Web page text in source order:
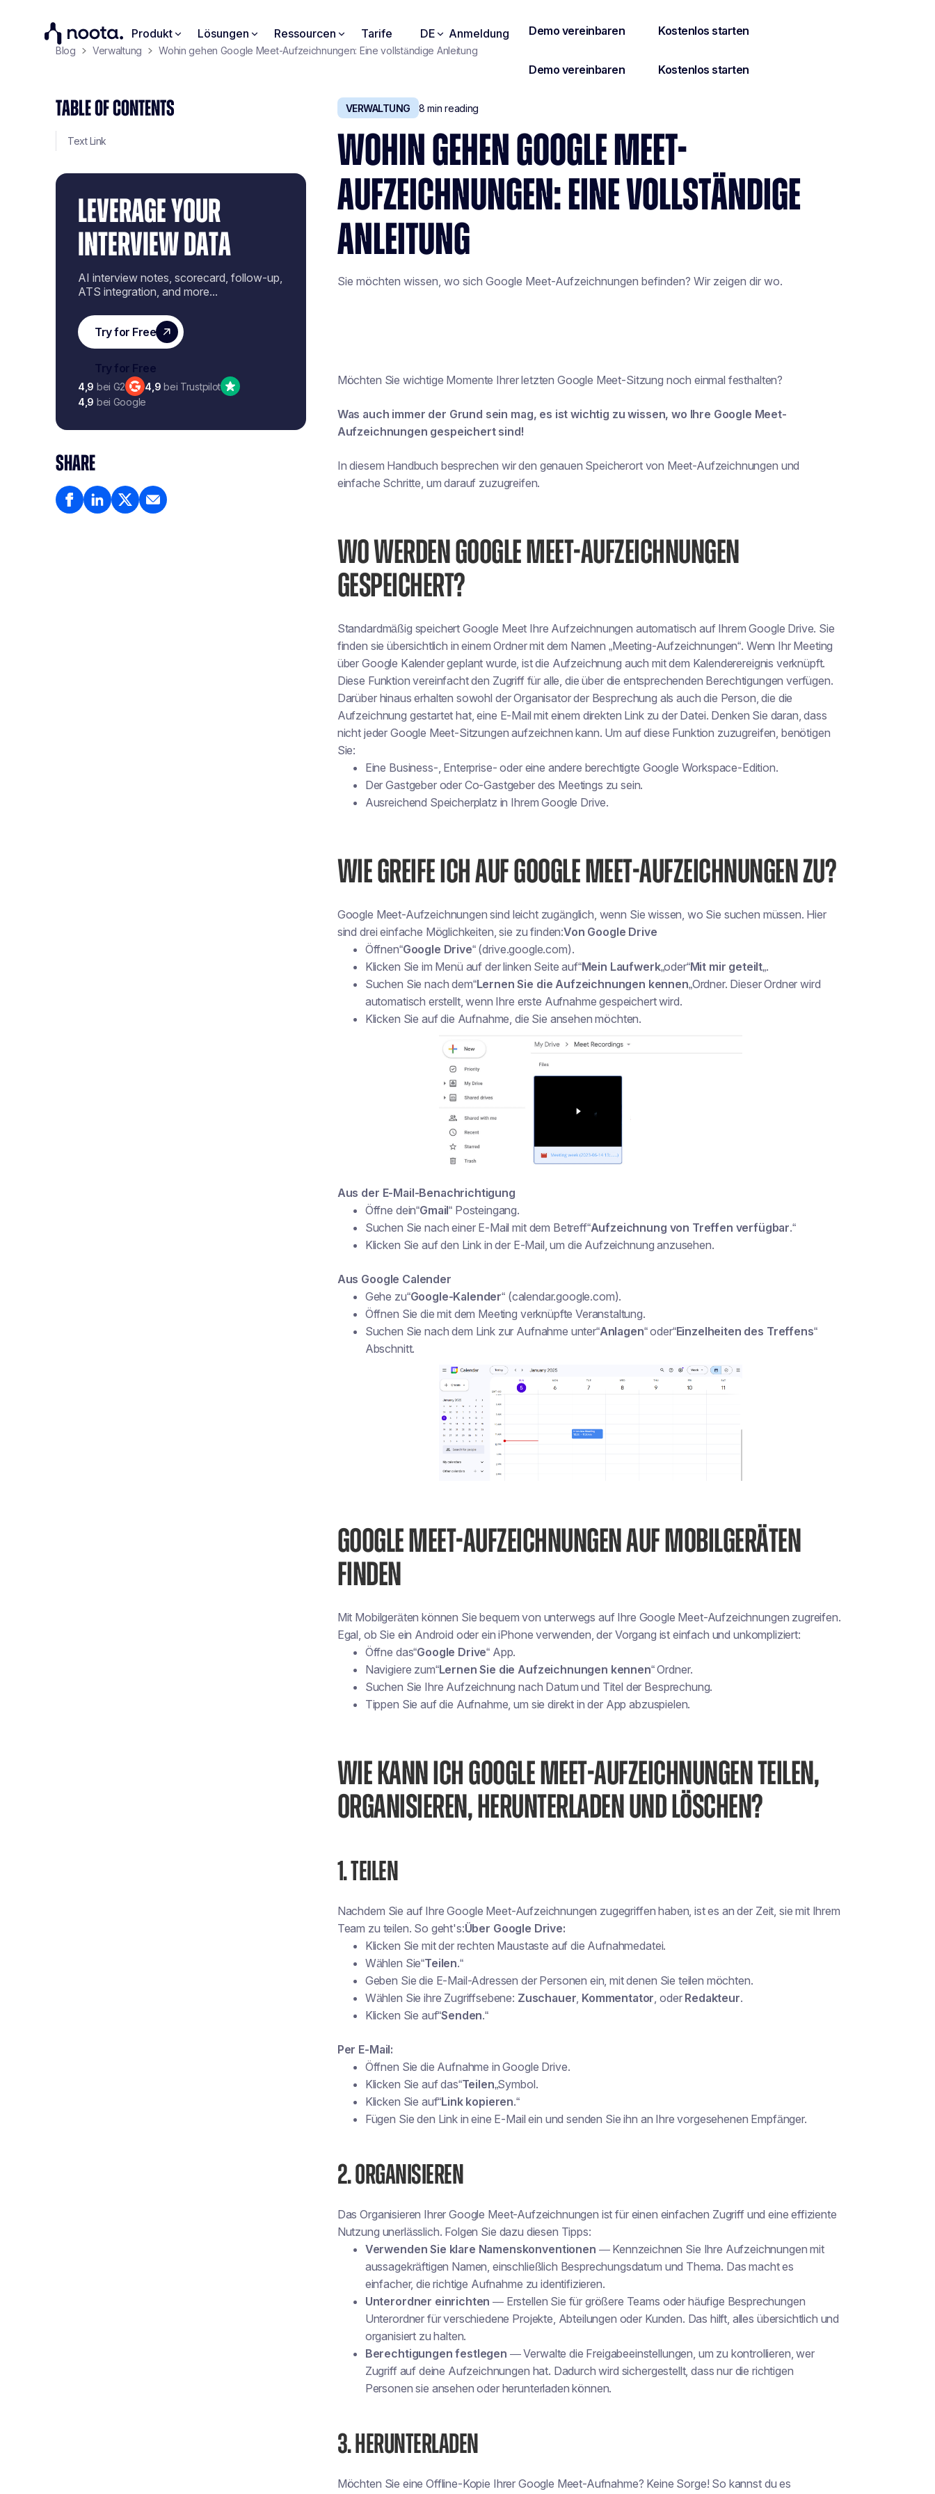
Produkt Lösungen Ressourcen Tarife DE Anmeldung
Blog Verwaltung Wohin gehen Google Meet-Aufzeichnungen: Eine vollständige Anleitung
TABLE OF CONTENTS
Text Link
LEVERAGE YOUR
INTERVIEW DATA
AI interview notes, scorecard, follow-up,
ATS integration, and more...
4,9 bei G2 4,9 bei Trustpilot
4,9 bei Google
SHARE
VERWALTUNG 8 min reading
WOHIN GEHEN GOOGLE MEET-
AUFZEICHNUNGEN: EINE VOLLSTÄNDIGE
ANLEITUNG
Sie möchten wissen, wo sich Google Meet-Aufzeichnungen befinden? Wir zeigen dir wo.
Möchten Sie wichtige Momente Ihrer letzten Google Meet-Sitzung noch einmal festhalten?
Was auch immer der Grund sein mag, es ist wichtig zu wissen, wo Ihre Google Meet-
Aufzeichnungen gespeichert sind!
In diesem Handbuch besprechen wir den genauen Speicherort von Meet-Aufzeichnungen und
einfache Schritte, um darauf zuzugreifen.
WO WERDEN GOOGLE MEET-AUFZEICHNUNGEN
GESPEICHERT?
Standardmäßig speichert Google Meet Ihre Aufzeichnungen automatisch auf Ihrem Google Drive. Sie
finden sie übersichtlich in einem Ordner mit dem Namen „Meeting-Aufzeichnungen“. Wenn Ihr Meeting
über Google Kalender geplant wurde, ist die Aufzeichnung auch mit dem Kalenderereignis verknüpft.
Diese Funktion vereinfacht den Zugriff für alle, die über die entsprechenden Berechtigungen verfügen.
Darüber hinaus erhalten sowohl der Organisator der Besprechung als auch die Person, die die
Aufzeichnung gestartet hat, eine E-Mail mit einem direkten Link zu der Datei. Denken Sie daran, dass
nicht jeder Google Meet-Sitzungen aufzeichnen kann. Um auf diese Funktion zuzugreifen, benötigen
Sie:
Eine Business-, Enterprise- oder eine andere berechtigte Google Workspace-Edition.
Der Gastgeber oder Co-Gastgeber des Meetings zu sein.
Ausreichend Speicherplatz in Ihrem Google Drive.
WIE GREIFE ICH AUF GOOGLE MEET-AUFZEICHNUNGEN ZU?
Google Meet-Aufzeichnungen sind leicht zugänglich, wenn Sie wissen, wo Sie suchen müssen. Hier
sind drei einfache Möglichkeiten, sie zu finden:Von Google Drive
Öffnen“Google Drive“ (drive.google.com).
Klicken Sie im Menü auf der linken Seite auf“Mein Laufwerk„oder“Mit mir geteilt„.
Suchen Sie nach dem“Lernen Sie die Aufzeichnungen kennen„Ordner. Dieser Ordner wird
automatisch erstellt, wenn Ihre erste Aufnahme gespeichert wird.
Klicken Sie auf die Aufnahme, die Sie ansehen möchten.
Aus der E-Mail-Benachrichtigung
Öffne dein“Gmail“ Posteingang.
Suchen Sie nach einer E-Mail mit dem Betreff“Aufzeichnung von Treffen verfügbar.“
Klicken Sie auf den Link in der E-Mail, um die Aufzeichnung anzusehen.
Aus Google Calender
Gehe zu“Google-Kalender“ (calendar.google.com).
Öffnen Sie die mit dem Meeting verknüpfte Veranstaltung.
Suchen Sie nach dem Link zur Aufnahme unter“Anlagen“ oder“Einzelheiten des Treffens“
Abschnitt.
GOOGLE MEET-AUFZEICHNUNGEN AUF MOBILGERÄTEN
FINDEN
Mit Mobilgeräten können Sie bequem von unterwegs auf Ihre Google Meet-Aufzeichnungen zugreifen.
Egal, ob Sie ein Android oder ein iPhone verwenden, der Vorgang ist einfach und unkompliziert:
Öffne das“Google Drive“ App.
Navigiere zum“Lernen Sie die Aufzeichnungen kennen“ Ordner.
Suchen Sie Ihre Aufzeichnung nach Datum und Titel der Besprechung.
Tippen Sie auf die Aufnahme, um sie direkt in der App abzuspielen.
WIE KANN ICH GOOGLE MEET-AUFZEICHNUNGEN TEILEN,
ORGANISIEREN, HERUNTERLADEN UND LÖSCHEN?
1. TEILEN
Nachdem Sie auf Ihre Google Meet-Aufzeichnungen zugegriffen haben, ist es an der Zeit, sie mit Ihrem
Team zu teilen. So geht's:Über Google Drive:
Klicken Sie mit der rechten Maustaste auf die Aufnahmedatei.
Wählen Sie“Teilen.“
Geben Sie die E-Mail-Adressen der Personen ein, mit denen Sie teilen möchten.
Wählen Sie ihre Zugriffsebene: Zuschauer, Kommentator, oder Redakteur.
Klicken Sie auf“Senden.“
Per E-Mail:
Öffnen Sie die Aufnahme in Google Drive.
Klicken Sie auf das“Teilen„Symbol.
Klicken Sie auf“Link kopieren.“
Fügen Sie den Link in eine E-Mail ein und senden Sie ihn an Ihre vorgesehenen Empfänger.
2. ORGANISIEREN
Das Organisieren Ihrer Google Meet-Aufzeichnungen ist für einen einfachen Zugriff und eine effiziente
Nutzung unerlässlich. Folgen Sie dazu diesen Tipps:
Verwenden Sie klare Namenskonventionen — Kennzeichnen Sie Ihre Aufzeichnungen mit
aussagekräftigen Namen, einschließlich Besprechungsdatum und Thema. Das macht es
einfacher, die richtige Aufnahme zu identifizieren.
Unterordner einrichten — Erstellen Sie für größere Teams oder häufige Besprechungen
Unterordner für verschiedene Projekte, Abteilungen oder Kunden. Das hilft, alles übersichtlich und
organisiert zu halten.
Berechtigungen festlegen — Verwalte die Freigabeeinstellungen, um zu kontrollieren, wer
Zugriff auf deine Aufzeichnungen hat. Dadurch wird sichergestellt, dass nur die richtigen
Personen sie ansehen oder herunterladen können.
3. HERUNTERLADEN
Möchten Sie eine Offline-Kopie Ihrer Google Meet-Aufnahme? Keine Sorge! So kannst du es